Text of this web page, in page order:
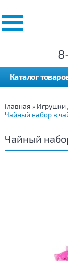
Каталог
Главная » Игрушки
Чайный набор в
Чайный